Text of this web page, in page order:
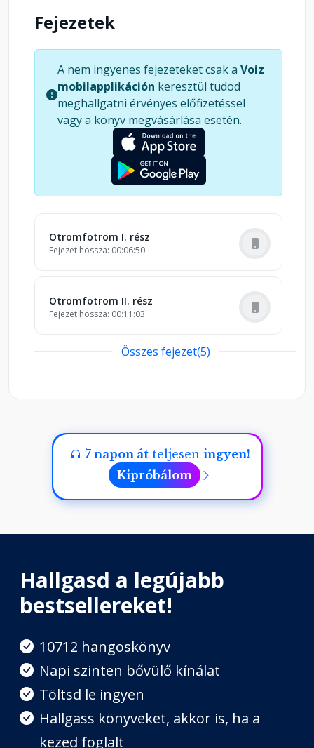
mondák világában.
Fejezetek
A nem ingyenes fejezeteket csak a Voiz
mobilapplikáción keresztül tudod
meghallgatni érvényes előfizetéssel
vagy a könyv megvásárlása esetén.
Otromfotrom I. rész
Fejezet hossza: 00:06:50
Otromfotrom II. rész
Fejezet hossza: 00:11:03
Fejezet hossza: 00:06:51
Az aranygyapjas kosok
Fejezet hossza: 00:28:40
Összes fejezet(5)
7 napon átteljesen ingyen!
Kipróbálom
Hallgasd a legújabb
bestsellereket!
10712 hangoskönyv
Napi szinten bővülő kínálat
Töltsd le ingyen
Hallgass könyveket, akkor is, ha a
kezed foglalt